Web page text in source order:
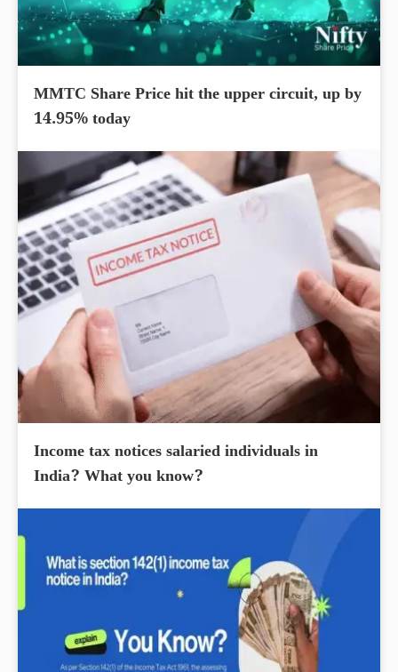
MMTC Share Price hit the upper circuit, up by
14.95% today
Income tax notices salaried individuals in
India? What you know?